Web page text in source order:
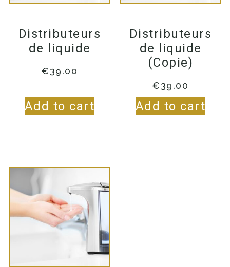
Distributeurs
de liquide
€39.00
Add to cart
Distributeurs
de liquide
(Copie)
€39.00
Add to cart